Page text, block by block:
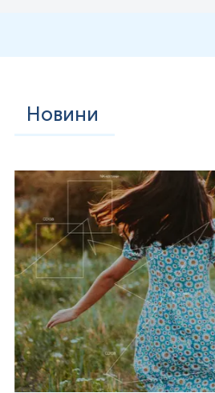
Новини